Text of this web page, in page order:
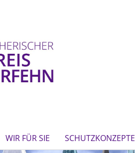
WIR FÜR SIE SCHUTZKONZEPTE